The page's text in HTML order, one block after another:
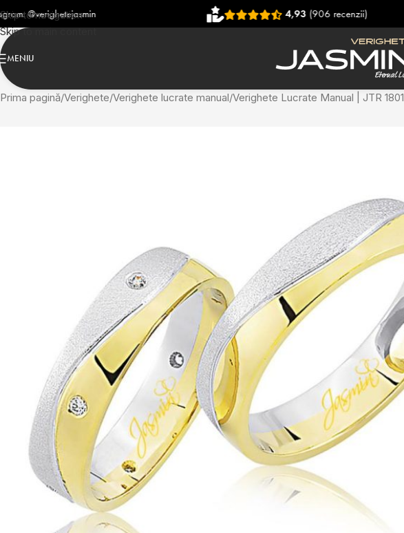
Skip to navigation
Skip to main content
4,93(906 recenzii)
MENIU
Prima pagină Verighete Verighete lucrate manual Verighete Lucrate Manual | JTR 1801